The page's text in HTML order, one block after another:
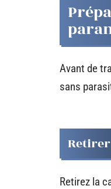
Avant de
sans
Retirez la